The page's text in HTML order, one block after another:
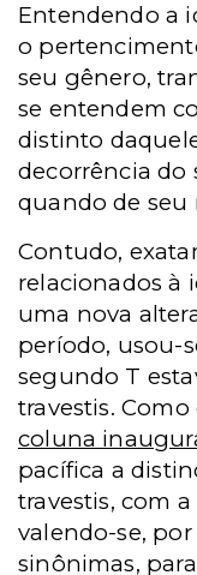
Entendendo a
o
seu gênero,
se entendem
distinto
decorrência do
quando de seu
Contudo,
relacionados à
uma nova
período, usou-
segundo T
travestis.
coluna
pacífica a
travestis, com
valendo-se, por
sinônimas,